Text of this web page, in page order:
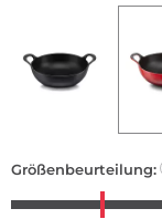
Größenbeurteilung: